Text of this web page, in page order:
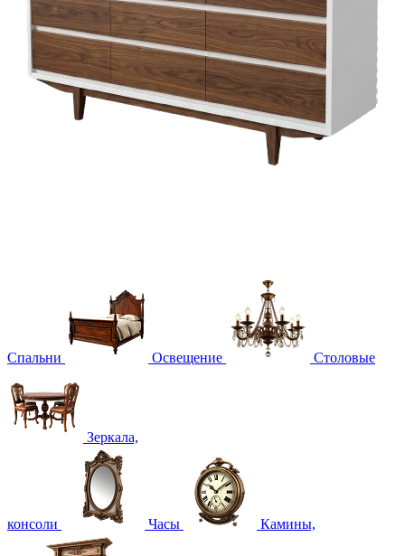
Спальни Освещение Столовые
Зеркала,
консоли Часы Камины,